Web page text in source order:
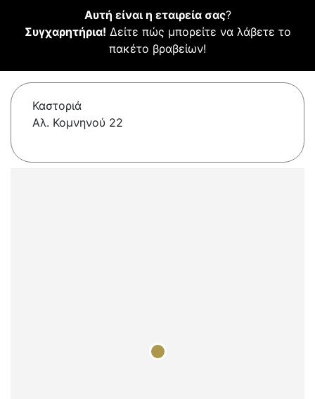
Αυτή είναι η εταιρεία σας?
Συγχαρητήρια! Δείτε πώς μπορείτε να λάβετε το
πακέτο βραβείων!
Καστοριά
Αλ. Κομνηνού 22